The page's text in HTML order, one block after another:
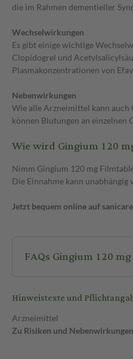
die im Rahmen dementieller
Wechselwirkungen
Es gibt einige wichtige
Clopidogrel und
Plasmakonzentrationen von
Nebenwirkungen
Wie alle Arzneimittel kann auch
können Blutungen an
Wie wird Gingium 120
Nimm Gingium 120 mg
Die Einnahme kann
Jetzt bequem online auf
Hinweistexte und
Arzneimittel
Zu Risiken und